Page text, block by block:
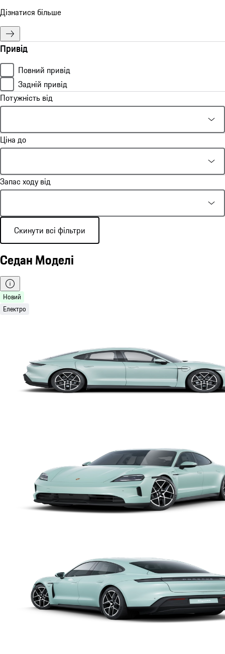
Дізнатися більше
Привід
Повний привід
Задній привід
Потужність від
Ціна до
Запас ходу від
Скинути всі фільтри
Седан Моделі
Новий
Електро